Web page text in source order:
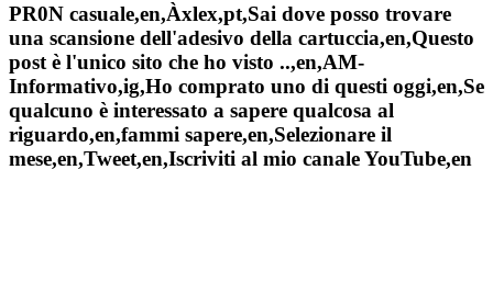
PR0N casuale,en,Àxlex,pt,Sai dove posso trovare
una scansione dell'adesivo della cartuccia,en,Questo
post è l'unico sito che ho visto ..,en,AM-
Informativo,ig,Ho comprato uno di questi oggi,en,Se
qualcuno è interessato a sapere qualcosa al
riguardo,en,fammi sapere,en,Selezionare il
mese,en,Tweet,en,Iscriviti al mio canale YouTube,en